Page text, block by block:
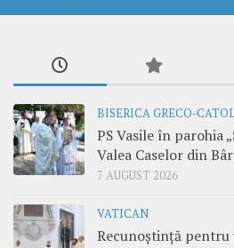
BISERICA GRECO-
PS Vasile în parohia
Valea Caselor din
7 AUGUST 2026
VATICAN
Recunoștință pentru